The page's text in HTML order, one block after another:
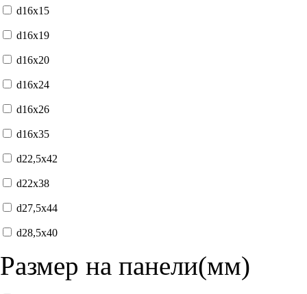
d16x15
d16x19
d16x20
d16x24
d16x26
d16x35
d22,5x42
d22x38
d27,5x44
d28,5x40
Размер на панели(мм)